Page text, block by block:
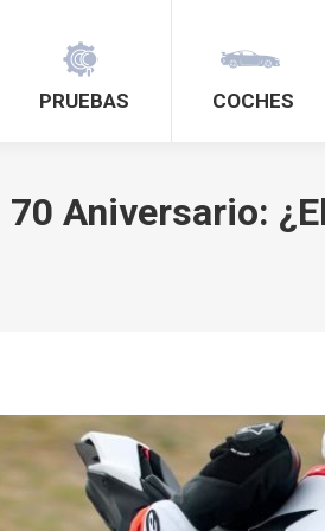
PRUEBAS COCHES
70 Aniversario: